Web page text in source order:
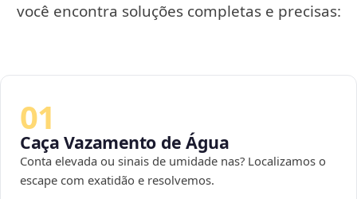
você encontra soluções completas e precisas:
01
Caça Vazamento de Água
Conta elevada ou sinais de umidade nas? Localizamos o
escape com exatidão e resolvemos.